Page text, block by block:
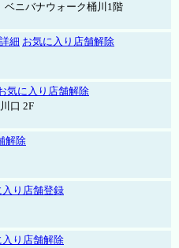
ニバナウォーク桶川1階
詳細 お気に入り店舗解除
気に入り店舗解除
口 2F
解除
入り店舗登録
入り店舗解除